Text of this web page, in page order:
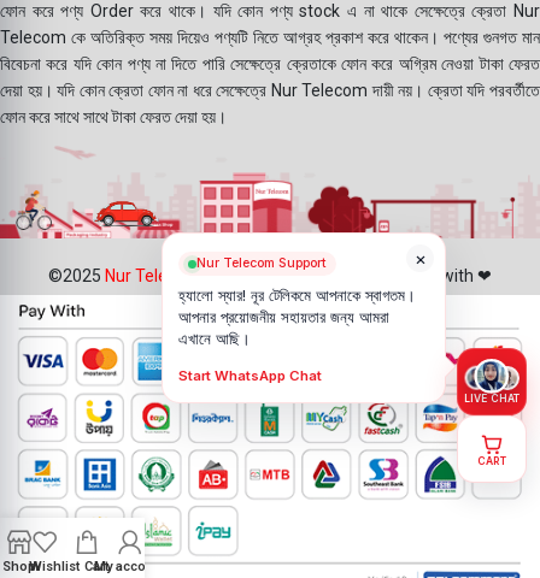
ফোন করে পণ্য Order করে থাকে। যদি কোন পণ্য stock এ না থাকে সেক্ষেত্রে ক্রেতা Nur
Telecom কে অতিরিক্ত সময় দিয়েও পণ্যটি নিতে আগ্রহ প্রকাশ করে থাকেন। পণ্যের গুনগত মান
বিবেচনা করে যদি কোন পণ্য না দিতে পারি সেক্ষেত্রে ক্রেতাকে ফোন করে অগ্রিম নেওয়া টাকা ফেরত
দেয়া হয়। যদি কোন ক্রেতা ফোন না ধরে সেক্ষেত্রে Nur Telecom দায়ী নয়। ক্রেতা যদি পরবর্তীতে
ফোন করে সাথে সাথে টাকা ফেরত দেয়া হয়।
©2025 Nur Telecom - All Rights Reserved || Created with ❤
ShopWishlist CartMy account
×
Nur Telecom Support
হ্যালো স্যার! নূর টেলিকমে আপনাকে স্বাগতম।
আপনার প্রয়োজনীয় সহায়তার জন্য আমরা
এখানে আছি।
Start WhatsApp Chat
LIVE CHAT
CART